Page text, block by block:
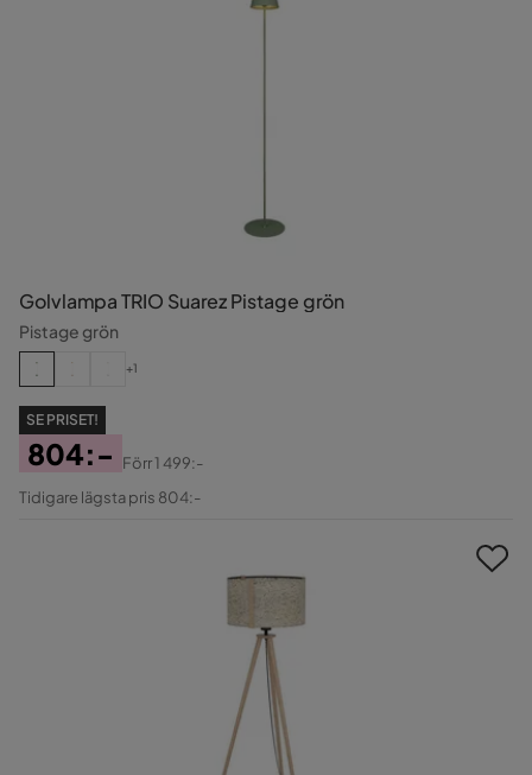
Golvlampa TRIO Suarez Pistage grön
Pistage grön
+1
SE PRISET!
Pris
804:-
Original
Förr1 499:-
Tidigare lägsta pris 804:-